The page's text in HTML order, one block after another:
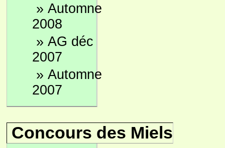
» Automne
2008
» AG déc
2007
» Automne
2007
Concours des Miels